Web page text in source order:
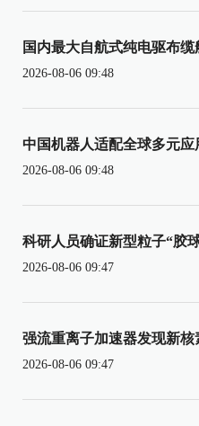
国内最大自航式纯电驱布
2026-08-06 09:48
中国机器人适配全球多元应
2026-08-06 09:48
科研人员确证新型粒子“胶
2026-08-06 09:47
强流重离子加速器发现新核
2026-08-06 09:47